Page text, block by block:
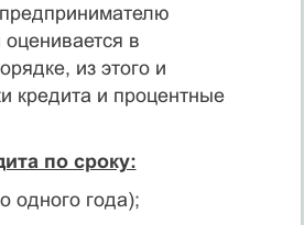
оценивается в
из этого и
кредита и процентные
по сроку:
одного года);